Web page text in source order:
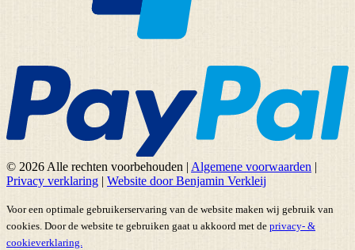
© 2026 Alle rechten voorbehouden | Algemene voorwaarden |
Privacy verklaring | Website door Benjamin Verkleij
Voor een optimale gebruikerservaring van de website maken wij gebruik van
cookies. Door de website te gebruiken gaat u akkoord met de privacy- &
cookieverklaring.